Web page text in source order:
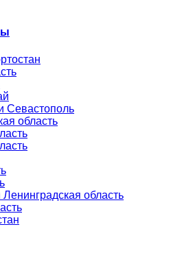
Севастополь
область
область